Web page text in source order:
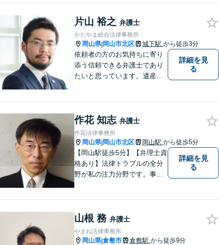
ます。【完全個室】【初回３
０分無料面談】
片山 裕之 弁護士
かたやま総合法律事務所
岡山県|岡山市北区 城下駅 から徒歩3分
依頼者の方のお気持ちに寄り
添う信頼できる弁護士であり
たいと思っています。遺産分
にご相談ください。
詳細を見
る
作花 知志 弁護士
作花法律事務所
岡山県|岡山市北区 岡山駅 から徒歩5分
【岡山駅徒歩5分】【弁理士資
格あり】法律トラブルの全分
野が私の注力分野です。事務
ラス対応】【後払い対応】
【日弁連国際人権問題委員会
所属】お困りの方は、お気軽
詳細を見
る
山根 務 弁護士
やまね法律事務所
岡山県|倉敷市 倉敷駅 から徒歩9分